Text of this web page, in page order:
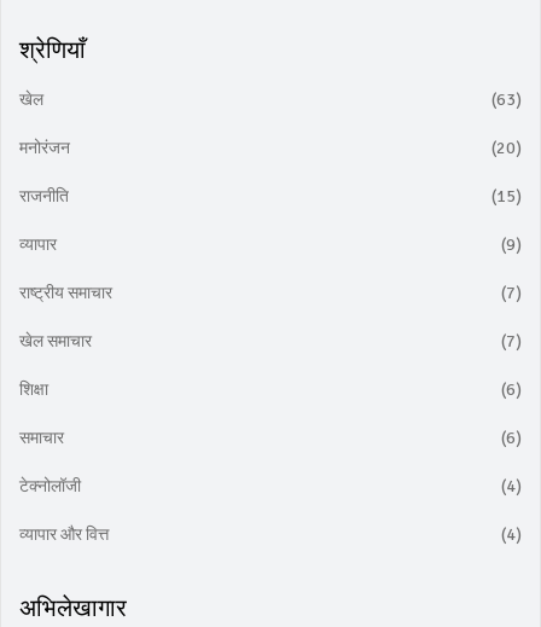
श्रेणियाँ
खेल (63)
मनोरंजन (20)
राजनीति (15)
व्यापार (9)
राष्ट्रीय समाचार (7)
खेल समाचार (7)
शिक्षा (6)
समाचार (6)
टेक्नोलॉजी (4)
व्यापार और वित्त (4)
अभिलेखागार